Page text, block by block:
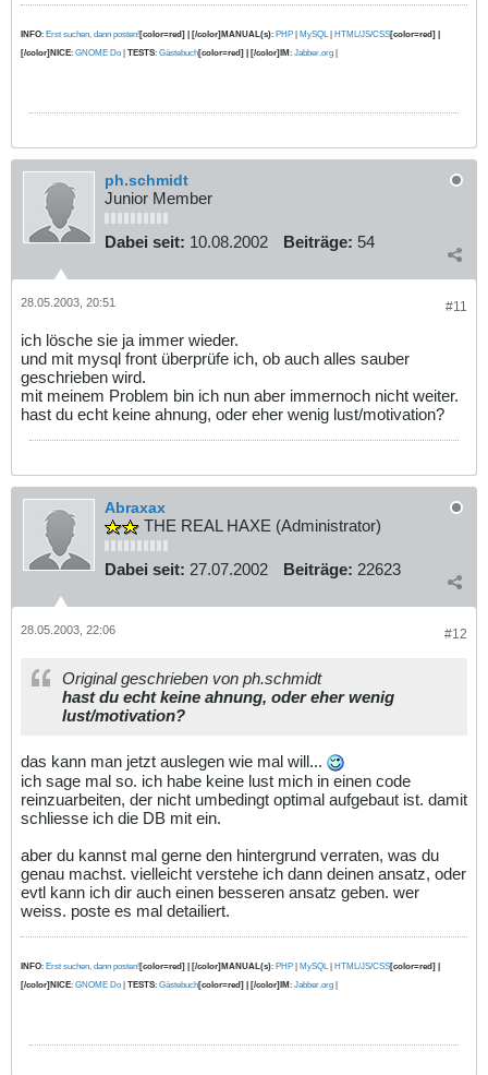
INFO: Erst suchen, dann posten![color=red] | [/color]MANUAL(s): PHP MySQL| HTML/JS/CSS[color=red] |
[/color]NICE: GNOME Do TESTS: Gästebuch[color=red] | [/color]IM : Jabber.org
ph.schmidt
Junior Member
Dabei seit: 10.08.2002 Beiträge: 54
#11
28.05.2003, 20:51
ich lösche sie ja immer wieder.
und mit mysql front überprüfe ich, ob auch alles sauber
geschrieben wird.
mit meinem Problem bin ich nun aber immernoch nicht weiter.
hast du echt keine ahnung, oder eher wenig lust/motivation?
Abraxax
THE REAL HAXE (Administrator)
Dabei seit: 27.07.2002 Beiträge: 22623
#12
28.05.2003, 22:06
Original geschrieben von ph.schmidt
hast du echt keine ahnung, oder eher wenig
lust/motivation?
das kann man jetzt auslegen wie mal will...
ich sage mal so. ich habe keine lust mich in einen code
reinzuarbeiten, der nicht umbedingt optimal aufgebaut ist. damit
schliesse ich die DB mit ein.
aber du kannst mal gerne den hintergrund verraten, was du
genau machst. vielleicht verstehe ich dann deinen ansatz, oder
evtl kann ich dir auch einen besseren ansatz geben. wer
weiss. poste es mal detailiert.
INFO: Erst suchen, dann posten![color=red] | [/color]MANUAL(s): PHP MySQL| HTML/JS/CSS[color=red] |
[/color]NICE: GNOME Do TESTS: Gästebuch[color=red] | [/color]IM : Jabber.org